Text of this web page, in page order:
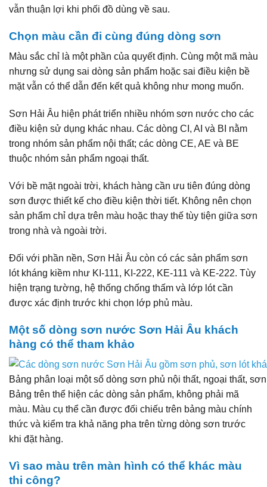
vẫn thuận lợi khi phối đồ dùng về sau.
Chọn màu cần đi cùng đúng dòng sơn
Màu sắc chỉ là một phần của quyết định. Cùng một mã màu
nhưng sử dụng sai dòng sản phẩm hoặc sai điều kiện bề
mặt vẫn có thể dẫn đến kết quả không như mong muốn.
Sơn Hải Âu hiện phát triển nhiều nhóm sơn nước cho các
điều kiện sử dụng khác nhau. Các dòng CI, AI và BI nằm
trong nhóm sản phẩm nội thất; các dòng CE, AE và BE
thuộc nhóm sản phẩm ngoại thất.
Với bề mặt ngoài trời, khách hàng cần ưu tiên đúng dòng
sơn được thiết kế cho điều kiện thời tiết. Không nên chọn
sản phẩm chỉ dựa trên màu hoặc thay thế tùy tiện giữa sơn
trong nhà và ngoài trời.
Đối với phần nền, Sơn Hải Âu còn có các sản phẩm sơn
lót kháng kiềm như KI-111, KI-222, KE-111 và KE-222. Tùy
hiện trạng tường, hệ thống chống thấm và lớp lót cần
được xác định trước khi chọn lớp phủ màu.
Một số dòng sơn nước Sơn Hải Âu khách
hàng có thể tham khảo
Bảng phân loại một số dòng sơn phủ nội thất, ngoại thất,
Bảng trên thể hiện các dòng sản phẩm, không phải mã
màu. Màu cụ thể cần được đối chiếu trên bảng màu chính
thức và kiểm tra khả năng pha trên từng dòng sơn trước
khi đặt hàng.
Vì sao màu trên màn hình có thể khác màu
thi công?